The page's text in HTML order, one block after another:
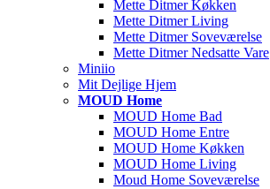
Mette Ditmer Køkken
Mette Ditmer Living
Mette Ditmer Soveværelse
Mette Ditmer Nedsatte Vare
Miniio
Mit Dejlige Hjem
MOUD Home
MOUD Home Bad
MOUD Home Entre
MOUD Home Køkken
MOUD Home Living
Moud Home Soveværelse